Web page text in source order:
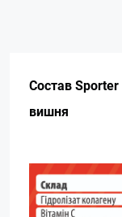
Состав
вишня